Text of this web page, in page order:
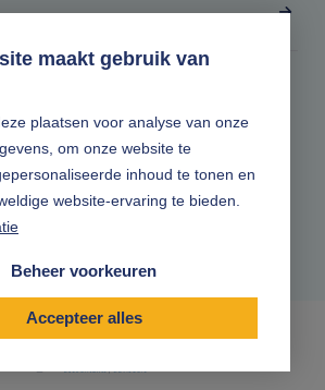
maakt gebruik van
plaatsen voor analyse van onze
om onze website te
inhoud te tonen en
website-ervaring te bieden.
Beheer voorkeuren
Accepteer alles
Volg ons online